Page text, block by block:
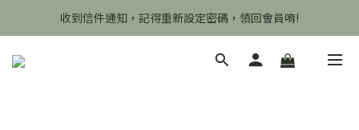
收到信件通知，記得重新設定密碼，領回會員唷!